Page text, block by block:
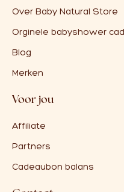
Over Baby Natural Store
Orginele babyshower
Blog
Merken
Voor jou
Affiliate
Partners
Cadeaubon balans